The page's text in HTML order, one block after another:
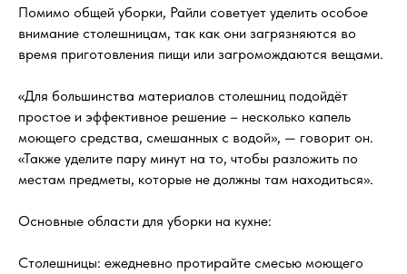
Помимо общей уборки, Райли советует уделить особое
внимание столешницам, так как они загрязняются во
время приготовления пищи или загромождаются вещами.
«Для большинства материалов столешниц подойдёт
простое и эффективное решение – несколько капель
моющего средства, смешанных с водой», — говорит он.
«Также уделите пару минут на то, чтобы разложить по
местам предметы, которые не должны там находиться».
Основные области для уборки на кухне:
Столешницы: ежедневно протирайте смесью моющего